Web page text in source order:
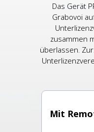
Mit
Das Gerät
Grabovoi
zusammen
überlassen.